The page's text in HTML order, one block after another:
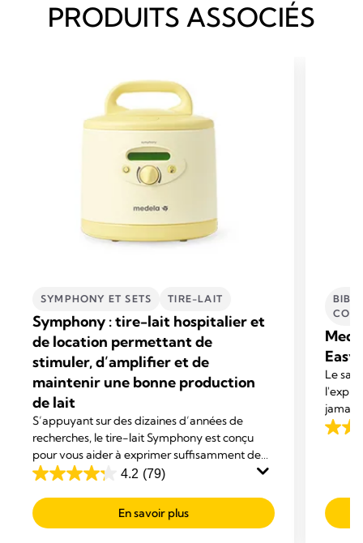
PRODUITS ASSOCIÉS
SYMPHONY ET SETS TIRE-LAIT
Symphony : tire-lait hospitalier et
de location permettant de
stimuler, d’amplifier et de
maintenir une bonne production
de lait
S’appuyant sur des dizaines d’années de
recherches, le tire-lait Symphony est conçu
pour vous aider à exprimer suffisamment de
lait pour favoriser l’allaitement de votre bébé.
maximale.
4.2 (79)
4.2
sur
5
En savoir plus
Easy
Le sac
jamais
du lait
4.8
476
avis